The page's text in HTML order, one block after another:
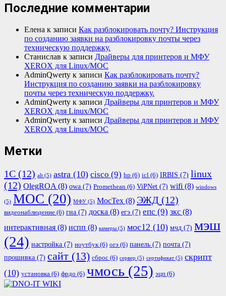
Последние комментарии
Елена к записи Как разблокировать почту? Инструкция
по созданию заявки на разблокировку почты через
техническую поддержку.
Станислав к записи Драйверы для принтеров и МФУ
XEROX для Linux/МОС
AdminQwerty к записи Как разблокировать почту?
Инструкция по созданию заявки на разблокировку
почты через техническую поддержку.
AdminQwerty к записи Драйверы для принтеров и МФУ
XEROX для Linux/МОС
AdminQwerty к записи Драйверы для принтеров и МФУ
XEROX для Linux/МОС
Метки
1С (12) alt (5) astra (10) cisco (9) hp (6) icl (6) IRBIS (7) linux
(12) OlegROA (8) owa (7) Promethean (6) ViPNet (7) wifi (8) windows
(5) МОС (20) МФУ (5) МосТех (8) ЭЖД (12)
видеонаблюдение (6) гиа (7) доска (8) егэ (7) епс (9) зкс (8)
интерактивная (8) испп (8) камеры (5) мос12 (10) мчд (7) мэш
(24) настройка (7) ноутбук(6) огэ (6) панель (7) почта (7)
прошивка (7) сайт (13) сброс (6) сервер (5) сертификат (5) скрипт
(10) установка (6) фрдо (6) чмось (25) эцп (6)